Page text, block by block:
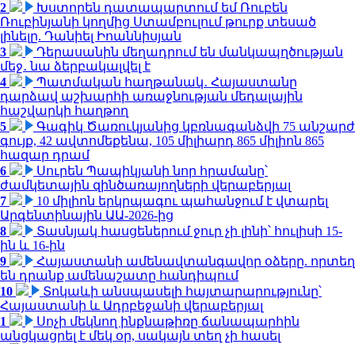
2
Խստորեն դատապարտում եմ Ռուբեն
Ռուբինյանի կողմից Ստամբուլում թուրք տեսած
լինելը. Դանիել Իոաննիսյան
3
Դերասանին մեղադրում են մանկապղծության
մեջ․ նա ձերբակալվել է
4
Պատմական հաղթանակ․ Հայաստանը
դարձավ աշխարհի առաջնության մեդալային
հաշվարկի հաղթող
5
Գագիկ Ծառուկյանից կբռնագանձվի 75 անշարժ
գույք, 42 ավտոմեքենա, 105 միլիարդ 865 միլիոն 865
հազար դրամ
6
Սուրեն Պապիկյանի նոր հրամանը՝
ժամկետային զինծառայողների վերաբերյալ
7
10 միլիոն երկրպագու պահանջում է վտարել
Արգենտինային ԱԱ-2026-ից
8
Տասնյակ հասցեներում ջուր չի լինի՝ հուլիսի 15-
ին և 16-ին
9
Հայաստանի ամենավտանգավոր օձերը. որտեղ
են դրանք ամենաշատը հանդիպում
10
Տոկաևի անսպասելի հայտարարությունը՝
Հայաստանի և Ադրբեջանի վերաբերյալ
1
Սոչի մեկնող ինքնաթիռը ճանապարհին
անցկացրել է մեկ օր, սակայն տեղ չի հասել